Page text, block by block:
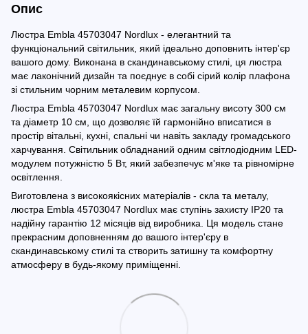
Опис
Люстра Embla 45703047 Nordlux - елегантний та
функціональний світильник, який ідеально доповнить інтер'єр
вашого дому. Виконана в скандинавському стилі, ця люстра
має лаконічний дизайн та поєднує в собі сірий колір плафона
зі стильним чорним металевим корпусом.
Люстра Embla 45703047 Nordlux має загальну висоту 300 см
та діаметр 10 см, що дозволяє їй гармонійно вписатися в
простір вітальні, кухні, спальні чи навіть закладу громадського
харчування. Світильник обладнаний одним світлодіодним LED-
модулем потужністю 5 Вт, який забезпечує м'яке та рівномірне
освітлення.
Виготовлена з високоякісних матеріалів - скла та металу,
люстра Embla 45703047 Nordlux має ступінь захисту IP20 та
надійну гарантію 12 місяців від виробника. Ця модель стане
прекрасним доповненням до вашого інтер'єру в
скандинавському стилі та створить затишну та комфортну
атмосферу в будь-якому приміщенні.